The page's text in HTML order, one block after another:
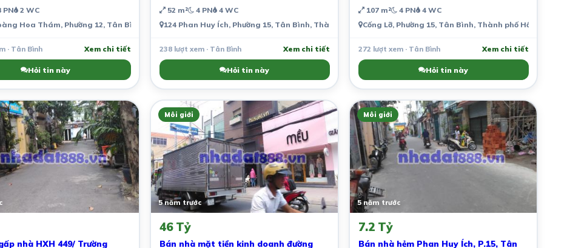
Minh, Việt Nam
PN 2 WC
Hoa Thám, Phường 12, Tân Bình, Thành phố Hồ Chí Minh, Việt Nam
· Tân Bình Xem chi tiết
Hỏi tin này
52 m² 4 PN 4 WC
124 Phan Huy Ích, Phường 15, Tân Bình, Thành phố Hồ Chí Minh, Việt Nam
238 lượt xem · Tân Bình Xem chi tiết
Hỏi tin này
107 m² 4 PN 4 WC
Cống Lỡ, Phường 15, Tân Bình, Thành phố Hồ Chí
272 lượt xem · Tân Bình Xem chi tiết
Hỏi tin này
nhà HXH 449/ Trường
Môi giới
5 năm trước
46 Tỷ
Bán nhà mặt tiền kinh doanh đường
Môi giới
5 năm trước
7.2 Tỷ
Bán nhà hẻm Phan Huy Ích, P.15, Tân